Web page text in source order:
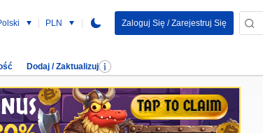
PLN Zaloguj Się / Zarejestruj Się
Dodaj / Zaktualizuj